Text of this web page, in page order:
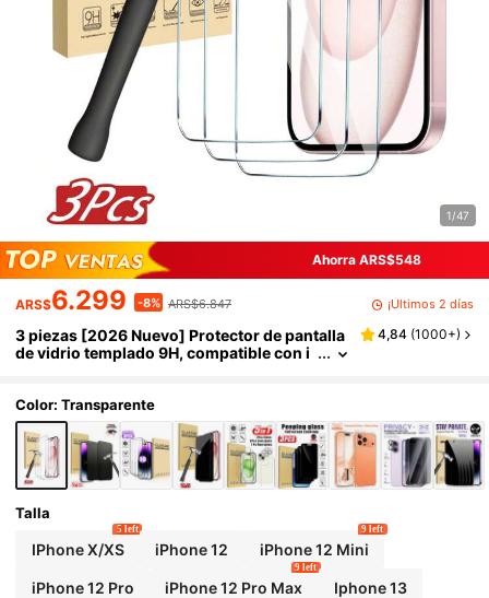
1/47
Ahorra ARS$548
ARS$6.299 -8% ARS$6.847 ¡Últimos 2 días
3 piezas [2026 Nuevo] Protector de pantalla
de vidrio templado 9H, compatible con i
5/15 Pro Max/14/14 Plus/13/13 Mini/12/12 Mi
ni/11 Pro Max/X/XS/XR, alta definición transp
arente antiarañazos sin burbujas
4,84 (1000+)
Color: Transparente
Talla
IPhone X/XS
5 left
iPhone 12 iPhone 12 Mini
9 left
iPhone 12 Pro iPhone 12 Pro Max
9 left
Iphone 13